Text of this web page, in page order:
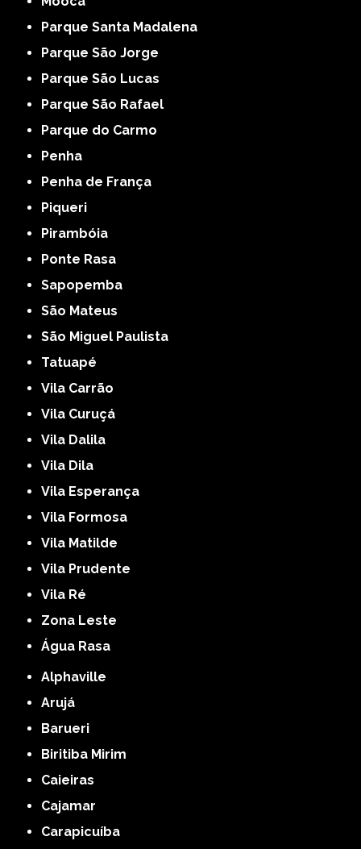
Parque Santa Madalena
Parque São Jorge
Parque São Lucas
Parque São Rafael
Parque do Carmo
Penha
Penha de França
Piqueri
Pirambóia
Ponte Rasa
Sapopemba
São Mateus
São Miguel Paulista
Tatuapé
Vila Carrão
Vila Curuçá
Vila Dalila
Vila Dila
Vila Esperança
Vila Formosa
Vila Matilde
Vila Prudente
Vila Ré
Zona Leste
Água Rasa
Alphaville
Arujá
Barueri
Biritiba Mirim
Caieiras
Cajamar
Carapicuíba